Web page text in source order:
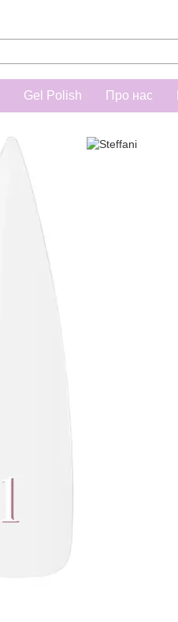
Gel Polish Про нас